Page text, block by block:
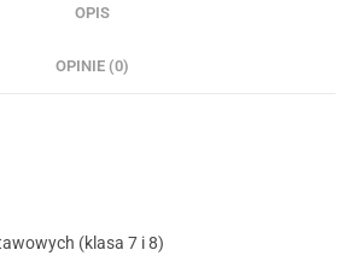
OPIS
OPINIE (0)
(klasa 7 i 8)